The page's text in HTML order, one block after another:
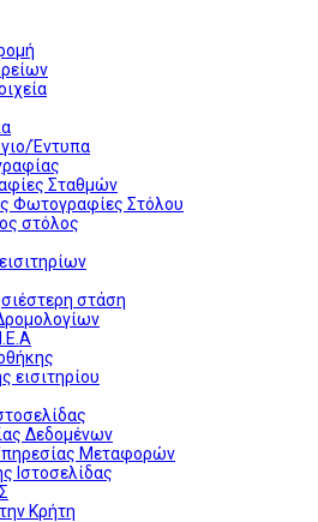
Έντυπα
Σταθμών
Φωτογραφίες Στόλου
στόλος
στάση
εισιτηρίου
Δεδομένων
Μεταφορών
Ιστοσελίδας
Κρήτη